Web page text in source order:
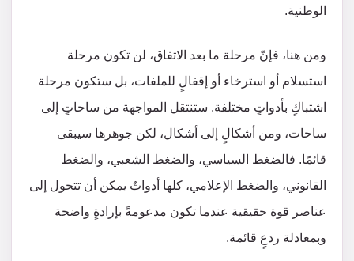
الوطنية.
ومن هنا، فإنّ مرحلة ما بعد الاتفاق، لن تكون مرحلة
استسلام أو استرخاء أو إقفالٍ للملفات، بل ستكون مرحلة
اشتباكٍ بأدواتٍ مختلفة. ستنتقل المواجهة من ساحاتٍ إلى
ساحات، ومن أشكالٍ إلى أشكال، لكن جوهرها سيبقى
قائمًا. فالضغط السياسي، والضغط الشعبي، والضغط
القانوني، والضغط الإعلامي، كلها أدواتٌ يمكن أن تتحول إلى
عناصر قوة حقيقية عندما تكون مدعومةً بإرادةٍ واضحة
وبمعادلة ردعٍ قائمة.